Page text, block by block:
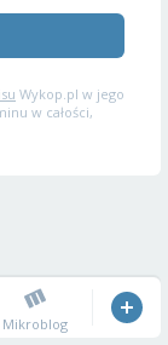
Wykop.pl w jego
w całości,
Mikroblog